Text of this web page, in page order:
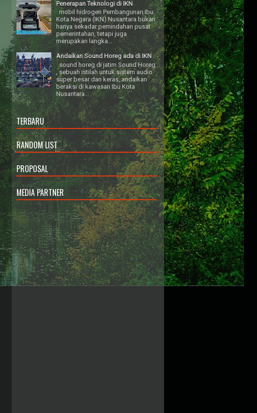
Penerapan Teknologi di IKN
mobil hidrogen Pembangunan Ibu
Kota Negara (IKN) Nusantara bukan
hanya sekadar pemindahan pusat
pemerintahan, tetapi juga
merupakan langka...
Andaikan Sound Horeg ada di IKN
sound horeg di jatim Sound Horeg
, sebuah istilah untuk sistem audio
super besar dan keras, andaikan
beraksi di kawasan Ibu Kota
Nusantara...
TERBARU
RANDOM LIST
PROPOSAL
MEDIA PARTNER